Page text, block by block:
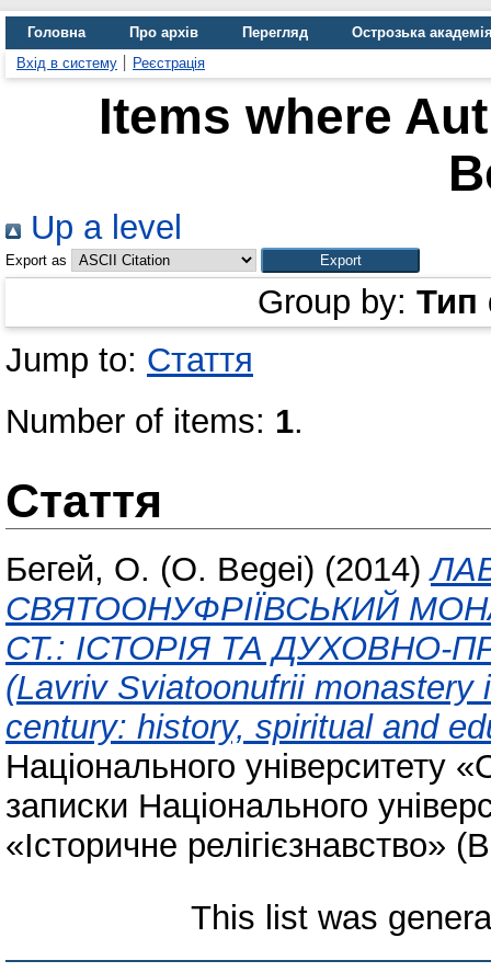
Головна Про архів Перегляд
Острозька
Вхід в систему
Реєстрація
Items where
Up a level
Export as
Group by: Тип
Jump to: Стаття
Number of items: 1.
Стаття
Бегей, О. (O. Begei) (2014)
СВЯТООНУФРІЇВСЬКИЙ
СТ.: ІСТОРІЯ ТА ДУХОВНО-
(Lavriv Sviatoonufrii
century: history, spiritual and
Національного університету
записки Національного
«Історичне релігієзнавство»
This list was